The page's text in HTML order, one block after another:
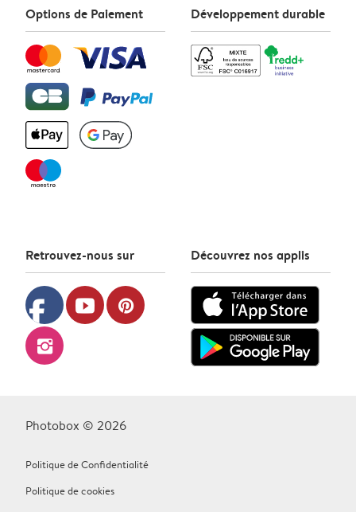
Options de Paiement Développement durable
Retrouvez-nous sur
facebook youtube pinterest
instagram
Découvrez nos applis
Photobox © 2026
Politique de Confidentialité
Politique de cookies